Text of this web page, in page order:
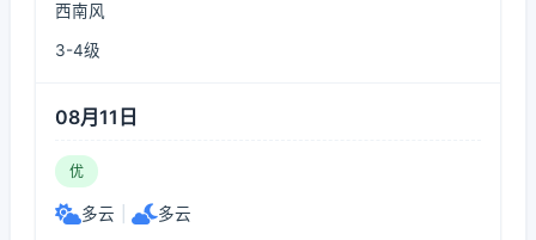
西南风
3-4级
08月11日
优
多云 多云